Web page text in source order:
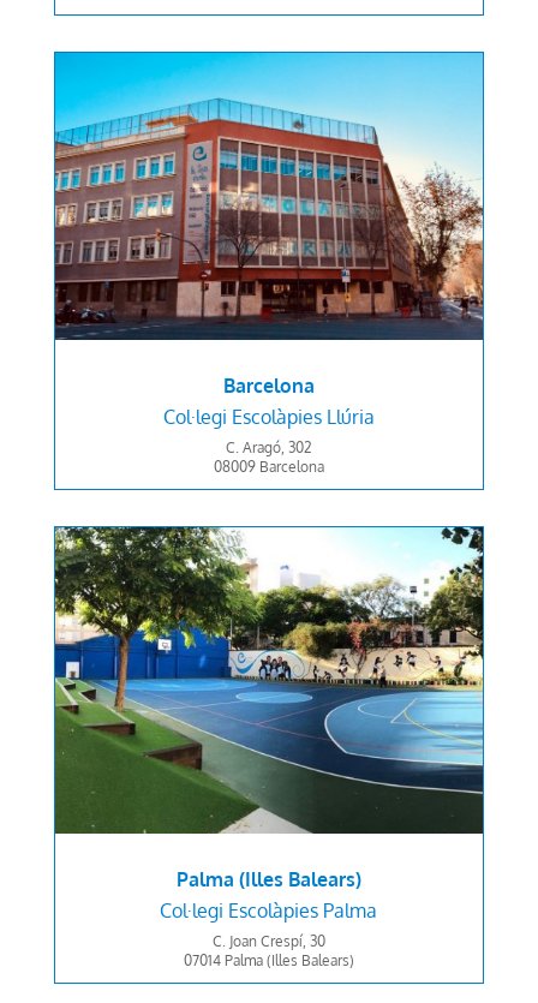
Barcelona
Col·legi Escolàpies Llúria
C. Aragó, 302
08009 Barcelona
Palma (Illes Balears)
Col·legi Escolàpies Palma
C. Joan Crespí, 30
07014 Palma (Illes Balears)